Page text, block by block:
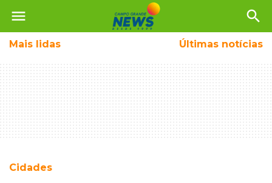
menu search
Mais lidas Últimas notícias
Cidades